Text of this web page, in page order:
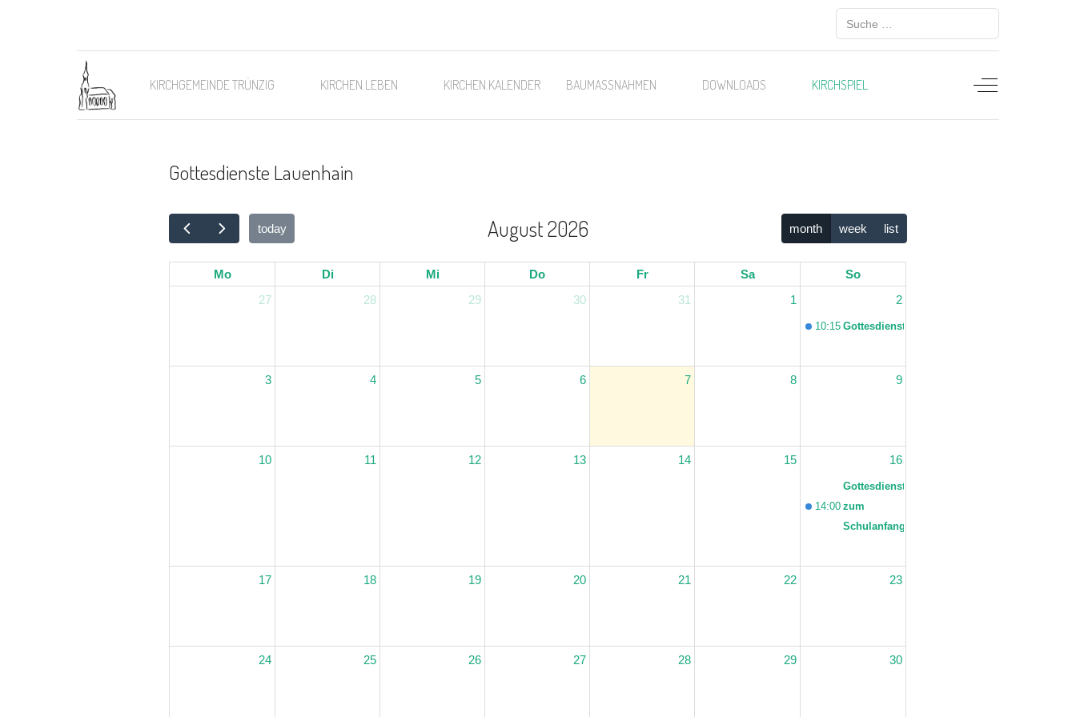
Suchen
KIRCHGEMEINDE TRÜNZIG KIRCHEN.LEBEN KIRCHEN.KALENDER BAUMASSNAHMEN DOWNLOADS KIRCHSPIEL Off-Canvas
Gottesdienste Lauenhain
today August 2026 month week list
Mo Di Mi Do Fr Sa
So
27
28 29 30 31 1 2
10:15 Gottesdienst
3 4 5 6 7 8 9
10 11 12 13 14 15 16
14:00
Gottesdienst
zum
Schulanfang
17 18 19 20 21 22 23
24 25 26 27 28 29 30